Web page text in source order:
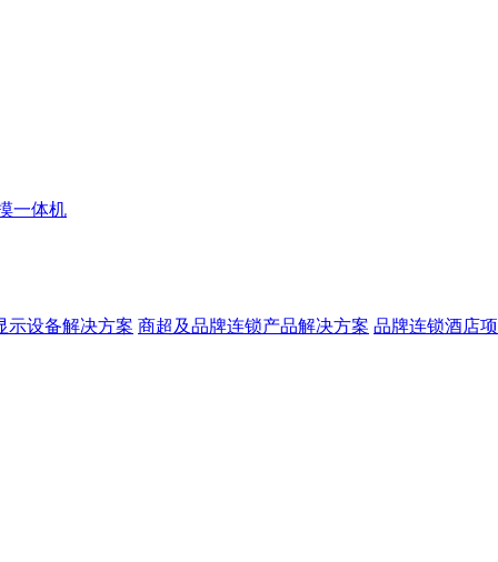
一体机
示设备解决方案 商超及品牌连锁产品解决方案 品牌连锁酒店项